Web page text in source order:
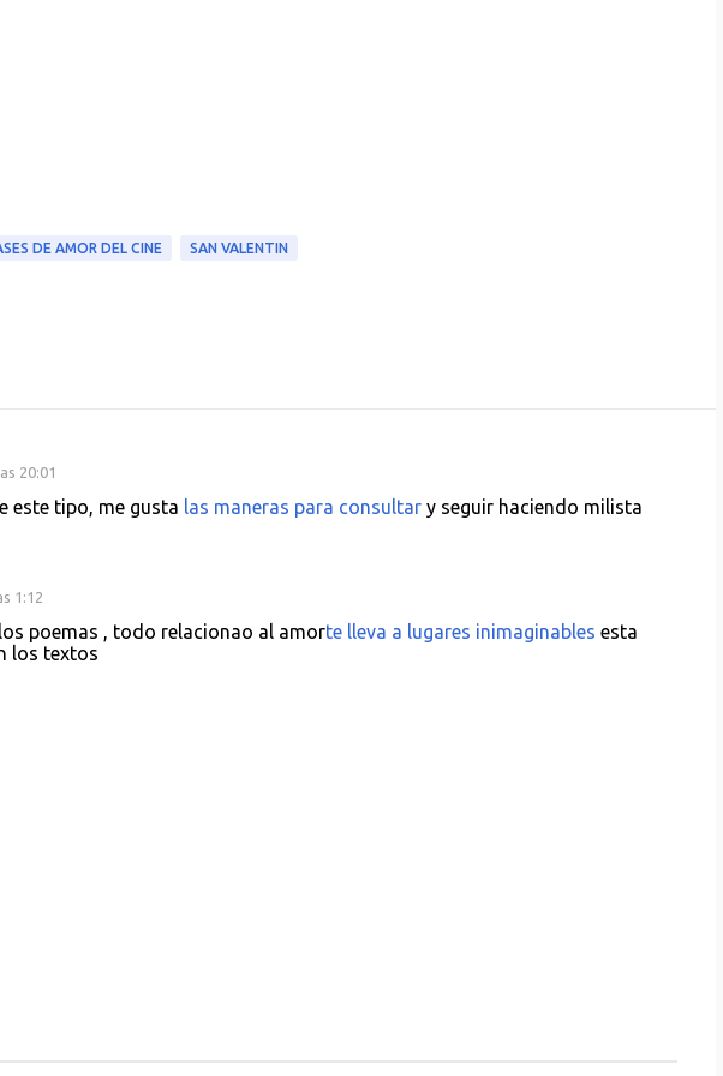
DE AMOR DEL CINE SAN VALENTIN
20:01
este tipo, me gusta las maneras para consultar y seguir haciendo milista
1:12
poemas , todo relacionao al amorte lleva a lugares inimaginables esta
los textos